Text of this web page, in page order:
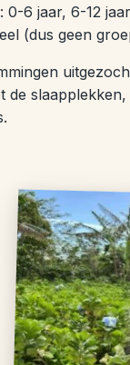
6 jaar, 6-12
(dus geen